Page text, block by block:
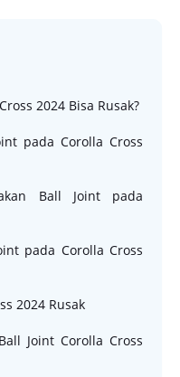
2024 Bisa Rusak?
pada Corolla Cross
Ball Joint pada
pada Corolla Cross
2024 Rusak
Joint Corolla Cross